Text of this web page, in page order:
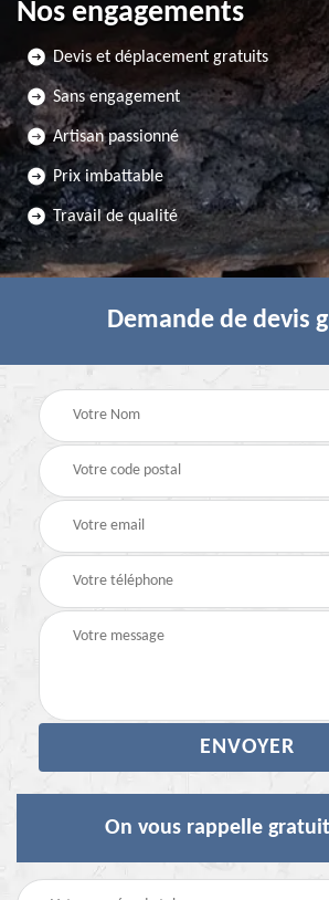
Nos engagements
Devis et déplacement gratuits
Sans engagement
Artisan passionné
Prix imbattable
Travail de qualité
Demande de devis
On vous rappelle